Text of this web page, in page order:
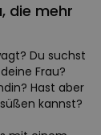
die mehr
Du suchst
Frau?
Hast aber
kannst?